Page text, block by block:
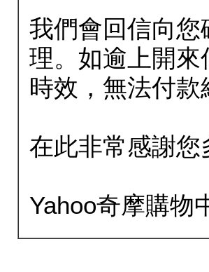
我們會回信向
理。如逾上開
時效，無法付款
在此非常感謝
Yahoo奇摩購